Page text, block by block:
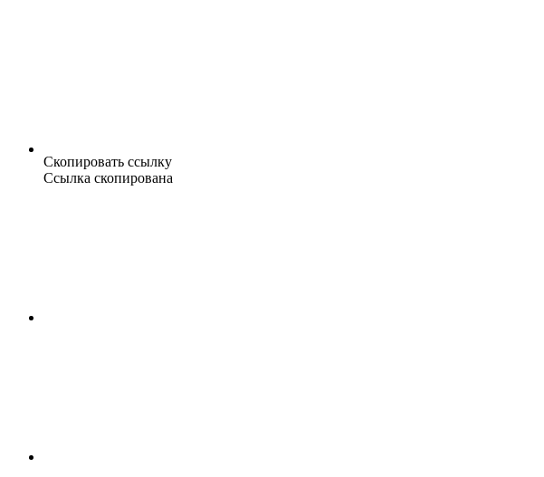
Скопировать ссылку
Ссылка скопирована